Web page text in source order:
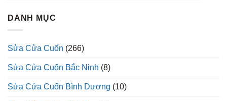
DANH MỤC
Sửa Cửa Cuốn (266)
Sửa Cửa Cuốn Bắc Ninh (8)
Sửa Cửa Cuốn Bình Dương (10)